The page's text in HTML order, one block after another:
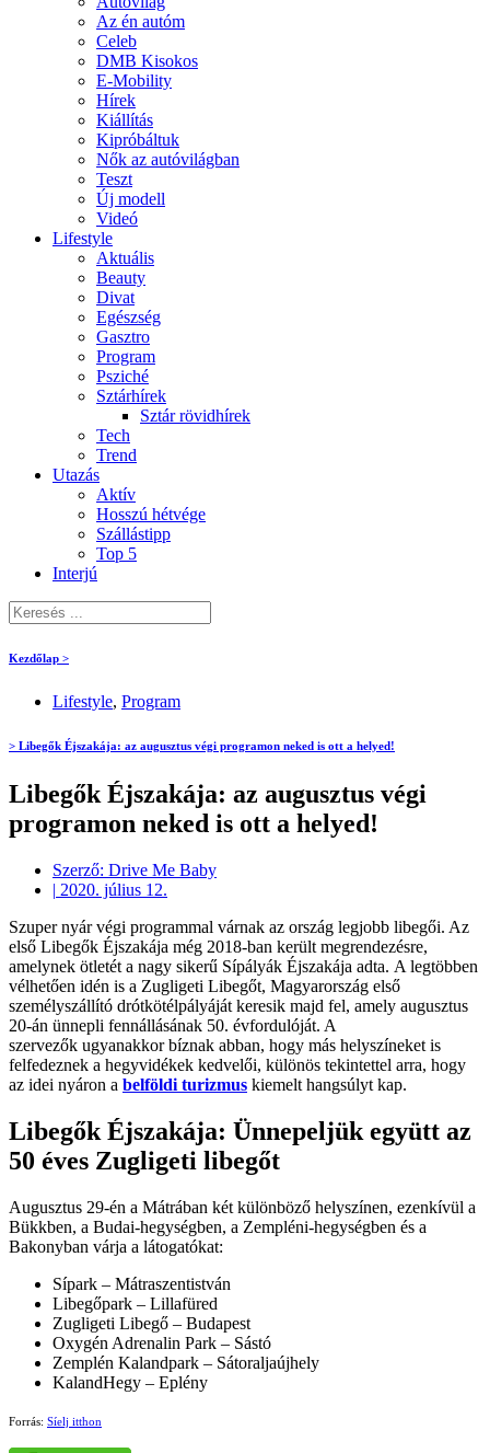
Az én autóm
Celeb
DMB Kisokos
E-Mobility
Hírek
Kiállítás
Kipróbáltuk
Nők az autóvilágban
Teszt
Új modell
Videó
Lifestyle
Aktuális
Beauty
Divat
Egészség
Gasztro
Program
Psziché
Sztárhírek
Sztár rövidhírek
Tech
Trend
Utazás
Aktív
Hosszú hétvége
Szállástipp
Top 5
Interjú
Kezdőlap >
Lifestyle, Program
> Libegők Éjszakája: az augusztus végi programon neked is ott a helyed!
Libegők Éjszakája: az augusztus végi
programon neked is ott a helyed!
Szerző: Drive Me Baby
| 2020. július 12.
Szuper nyár végi programmal várnak az ország legjobb libegői. Az
első Libegők Éjszakája még 2018-ban került megrendezésre,
amelynek ötletét a nagy sikerű Sípályák Éjszakája adta. A legtöbben
vélhetően idén is a Zugligeti Libegőt, Magyarország első
személyszállító drótkötélpályáját keresik majd fel, amely augusztus
20-án ünnepli fennállásának 50. évfordulóját. A
szervezők ugyanakkor bíznak abban, hogy más helyszíneket is
felfedeznek a hegyvidékek kedvelői, különös tekintettel arra, hogy
az idei nyáron a belföldi turizmus kiemelt hangsúlyt kap.
Libegők Éjszakája: Ünnepeljük együtt az
50 éves Zugligeti libegőt
Augusztus 29-én a Mátrában két különböző helyszínen, ezenkívül a
Bükkben, a Budai-hegységben, a Zempléni-hegységben és a
Bakonyban várja a látogatókat:
Sípark – Mátraszentistván
Libegőpark – Lillafüred
Zugligeti Libegő – Budapest
Oxygén Adrenalin Park – Sástó
Zemplén Kalandpark – Sátoraljaújhely
KalandHegy – Eplény
Forrás: Síelj itthon